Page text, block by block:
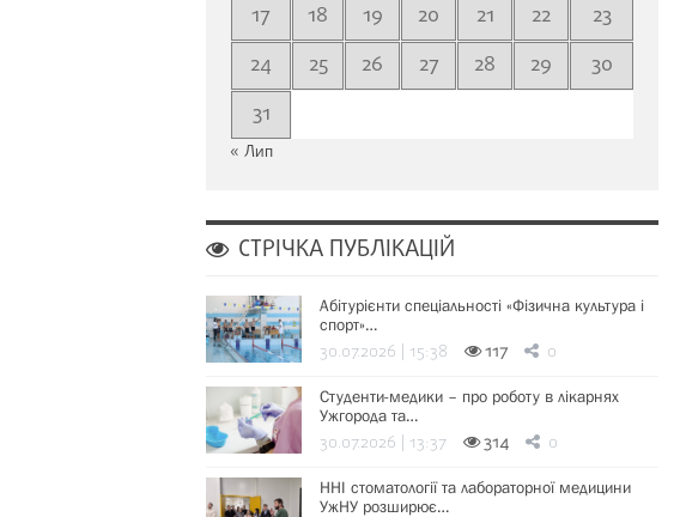
17
18 19 20 21 22
23
24
25 26 27 28 29
30
31
« Лип
СТРІЧКА ПУБЛІКАЦІЙ
Абітурієнти спеціальності «Фізична культура і
спорт»…
30.07.2026 | 15:38 117 0
Студенти-медики – про роботу в лікарнях
Ужгорода та…
30.07.2026 | 13:37 314 0
ННІ стоматології та лабораторної медицини
УжНУ розширює…